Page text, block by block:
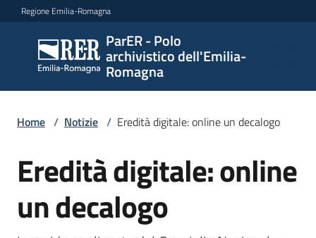
Vai al contenuto
Vai alla navigazione
Vai al footer
Regione Emilia-Romagna
ParER - Polo
archivistico dell'Emilia-
Romagna
ParER -
Polo
archivistico
Romagna
Polo
archivistico
Home / Notizie / Eredità digitale: online un decalogo
Salta al contenuto
Eredità digitale: online
un decalogo